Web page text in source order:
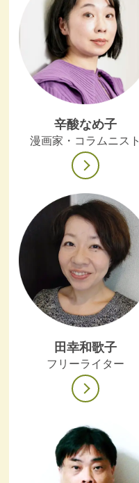
辛酸なめ子
漫画家・コラムニスト
田幸和歌子
フリーライター